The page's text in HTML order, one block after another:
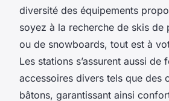
diversité des équipements
soyez à la recherche de skis de
ou de snowboards, tout est à
Les stations s’assurent aussi de
accessoires divers tels que des
bâtons, garantissant ainsi